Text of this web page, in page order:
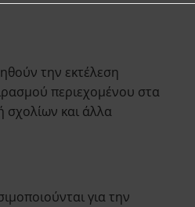
την εκτέλεση
περιεχομένου στα
σχολίων και άλλα
για την